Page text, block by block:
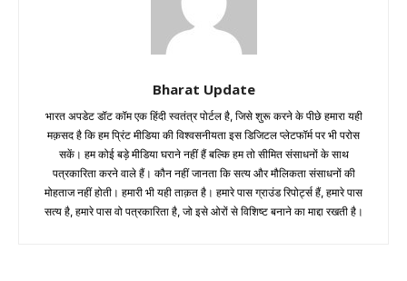
Bharat Update
भारत अपडेट डॉट कॉम एक हिंदी स्वतंत्र पोर्टल है, जिसे शुरू करने के पीछे हमारा यही
मक़सद है कि हम प्रिंट मीडिया की विश्वसनीयता इस डिजिटल प्लेटफॉर्म पर भी परोस
सकें। हम कोई बड़े मीडिया घराने नहीं हैं बल्कि हम तो सीमित संसाधनों के साथ
पत्रकारिता करने वाले हैं। कौन नहीं जानता कि सत्य और मौलिकता संसाधनों की
मोहताज नहीं होती। हमारी भी यही ताक़त है। हमारे पास ग्राउंड रिपोर्ट्स हैं, हमारे पास
सत्य है, हमारे पास वो पत्रकारिता है, जो इसे ओरों से विशिष्ट बनाने का माद्दा रखती है।